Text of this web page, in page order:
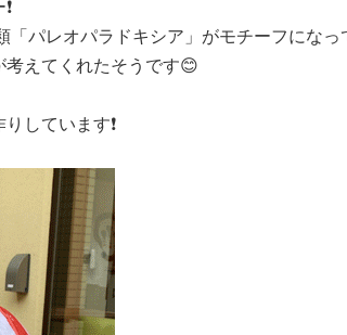
パレオパラドキシア」がモチーフになっ
えてくれたそうです😊
しています❗️